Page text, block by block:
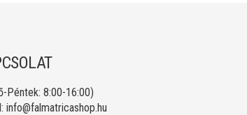
Péntek: 8:00-16:00)
info@falmatricashop.hu